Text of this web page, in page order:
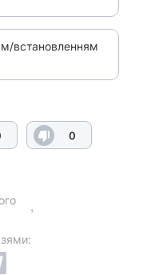
встановленням
0